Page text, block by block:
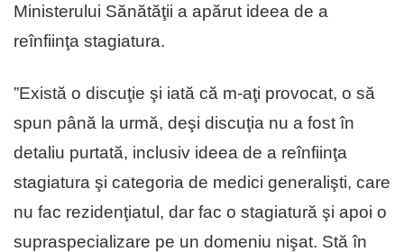
Ministerului Sănătăţii a apărut ideea de a
reînfiinţa stagiatura.
”Există o discuţie şi iată că m-aţi provocat, o să
spun până la urmă, deşi discuţia nu a fost în
detaliu purtată, inclusiv ideea de a reînfiinţa
stagiatura şi categoria de medici generalişti, care
nu fac rezidenţiatul, dar fac o stagiatură şi apoi o
supraspecializare pe un domeniu nişat. Stă în